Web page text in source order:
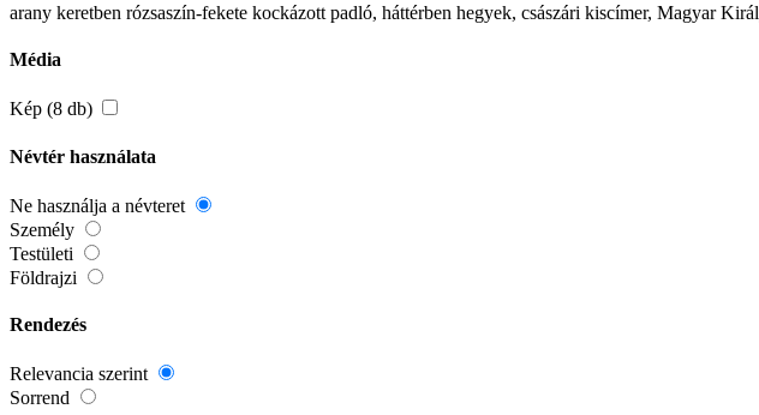
arany keretben rózsaszín-fekete kockázott padló, háttérben hegyek, császári kiscímer, Magyar
Média
Kép (8 db)
Névtér használata
Ne használja a névteret
Személy
Testületi
Földrajzi
Rendezés
Relevancia szerint
Sorrend